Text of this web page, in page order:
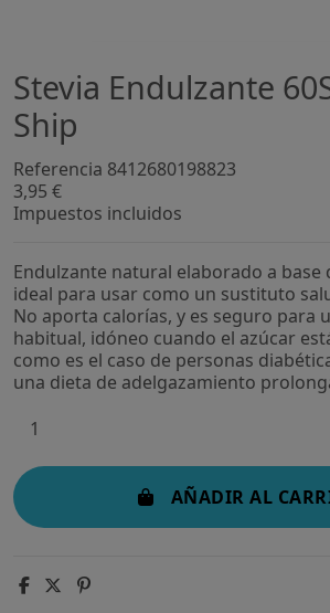
Stevia Endulzante
Ship
Referencia 8412680198823
3,95 €
Impuestos incluidos
Endulzante natural elaborado a base
ideal para usar como un sustituto
No aporta calorías, y es seguro para
habitual, idóneo cuando el azúcar
como es el caso de personas
una dieta de adelgazamiento
AÑADIR AL